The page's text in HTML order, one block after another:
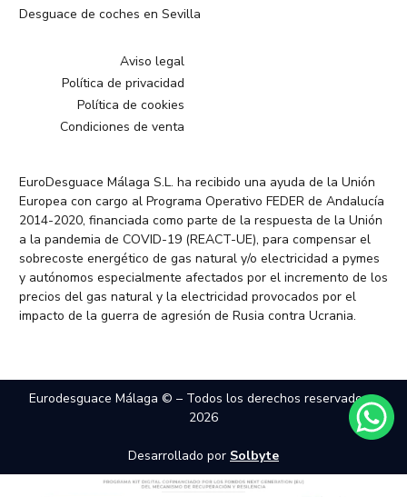
Desguace de coches en Sevilla
Aviso legal
Política de privacidad
Política de cookies
Condiciones de venta
EuroDesguace Málaga S.L. ha recibido una ayuda de la Unión
Europea con cargo al Programa Operativo FEDER de Andalucía
2014-2020, financiada como parte de la respuesta de la Unión
a la pandemia de COVID-19 (REACT-UE), para compensar el
sobrecoste energético de gas natural y/o electricidad a pymes
y autónomos especialmente afectados por el incremento de los
precios del gas natural y la electricidad provocados por el
impacto de la guerra de agresión de Rusia contra Ucrania.
Eurodesguace Málaga © – Todos los derechos reservados –
2026
Desarrollado por Solbyte